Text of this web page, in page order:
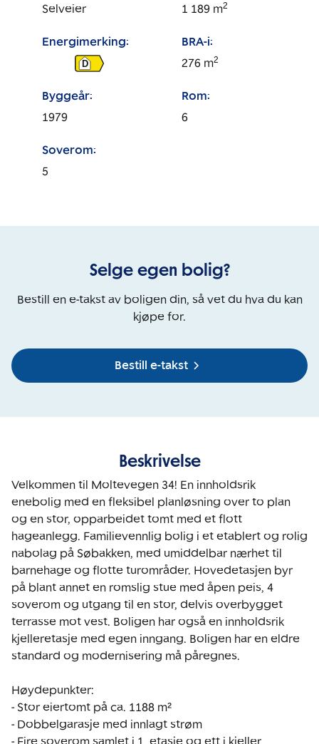
Selveier
1 189 m2
Energimerking:
D
BRA-i:
276 m2
Byggeår:
1979
Rom:
6
Soverom:
5
Selge egen bolig?
Bestill en e-takst av boligen din, så vet du hva du kan
kjøpe for.
Bestill e-takst
Beskrivelse
Velkommen til Moltevegen 34! En innholdsrik
enebolig med en fleksibel planløsning over to plan
og en stor, opparbeidet tomt med et flott
hageanlegg. Familievennlig bolig i et etablert og rolig
nabolag på Søbakken, med umiddelbar nærhet til
barnehage og flotte turområder. Hovedetasjen byr
på blant annet en romslig stue med åpen peis, 4
soverom og utgang til en stor, delvis overbygget
terrasse mot vest. Boligen har også en innholdsrik
kjelleretasje med egen inngang. Boligen har en eldre
standard og modernisering må påregnes.
Høydepunkter:
- Stor eiertomt på ca. 1188 m²
- Dobbelgarasje med innlagt strøm